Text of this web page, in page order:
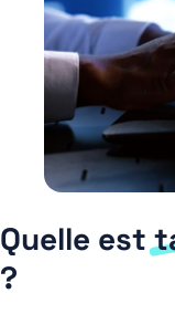
Quelle est
?